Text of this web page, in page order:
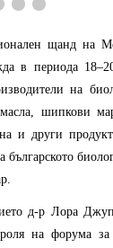
щанд на
в периода
на
шипкови
и други
българското
д-р Лора
на форума